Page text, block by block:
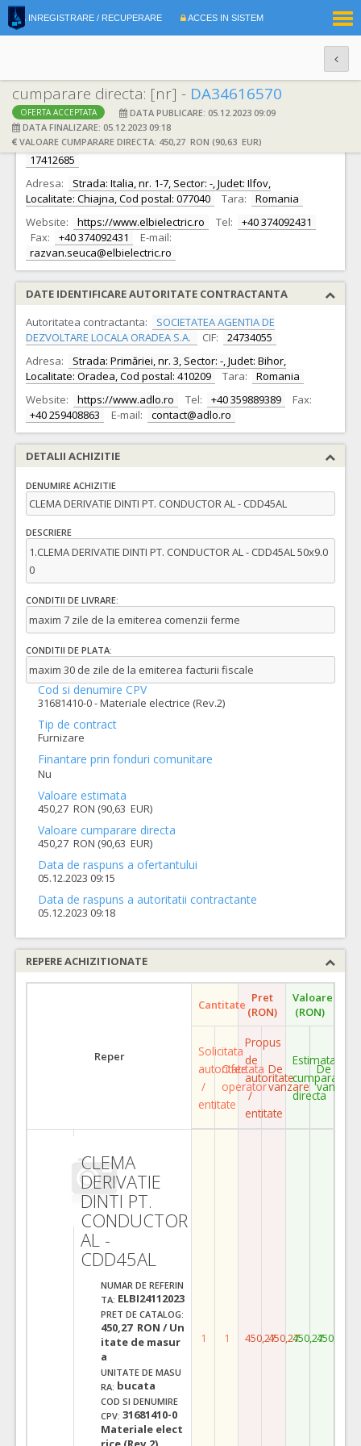
INREGISTRARE / RECUPERARE ACCES IN SISTEM
cumparare directa: [nr] - DA34616570
OFERTA ACCEPTATA
DATA PUBLICARE: 05.12.2023 09:09
DATA FINALIZARE: 05.12.2023 09:18
VALOARE CUMPARARE DIRECTA: 450,27 RON (90,63 EUR)
DATE IDENTIFICARE OFERTANT
Ofertant: S.C. ELBI ELECTRIC & LIGHTING S.R.L.
17412685
Adresa:
Strada: Italia, nr. 1-7, Sector: -, Judet: Ilfov,
Localitate: Chiajna, Cod postal: 077040
Tara:
Romania
Website:
https://www.elbielectric.ro Tel:
+40 374092431
Fax:
+40 374092431
E-mail:
razvan.seuca@elbielectric.ro
DATE IDENTIFICARE AUTORITATE CONTRACTANTA
Autoritatea contractanta:
SOCIETATEA AGENTIA DE
DEZVOLTARE LOCALA ORADEA S.A.
CIF:
24734055
Adresa:
Strada: Primăriei, nr. 3, Sector: -, Judet: Bihor,
Localitate: Oradea, Cod postal: 410209
Tara:
Romania
Website:
https://www.adlo.ro Tel: +40 359889389
Fax:
+40 259408863
E-mail: contact@adlo.ro
DETALII ACHIZITIE
DENUMIRE ACHIZITIE
CLEMA DERIVATIE DINTI PT. CONDUCTOR AL - CDD45AL
DESCRIERE
1.CLEMA DERIVATIE DINTI PT. CONDUCTOR AL - CDD45AL 50x9.0
0
CONDITII DE LIVRARE:
maxim 7 zile de la emiterea comenzii ferme
CONDITII DE PLATA:
maxim 30 de zile de la emiterea facturii fiscale
Cod si denumire CPV
31681410-0 - Materiale electrice (Rev.2)
Tip de contract
Furnizare
Finantare prin fonduri comunitare
Nu
Valoare estimata
450,27 RON (90,63 EUR)
Valoare cumparare directa
450,27 RON (90,63 EUR)
Data de raspuns a ofertantului
05.12.2023 09:15
Data de raspuns a autoritatii contractante
05.12.2023 09:18
REPERE ACHIZITIONATE
Reper
Cantitate Pret
(RON)
Valoare
(RON)
Solicitata
autoritate
/
entitate
Ofertata
operator
Propus
de
autoritate
/
entitate
De
vanzare
Estimata
cumparare
directa
De
vanzare
CLEMA
DERIVATIE
DINTI PT.
CONDUCTOR
AL -
CDD45AL
NUMAR DE REFERIN
TA: ELBI24112023
PRET DE CATALOG:
450,27 RON / Un
itate de masur
a
UNITATE DE MASU
RA: bucata
COD SI DENUMIRE
CPV: 31681410-0
Materiale elect
1 1 450,27450,27450,27450,27